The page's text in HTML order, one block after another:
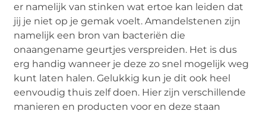
er namelijk van stinken wat ertoe kan leiden dat
jij je niet op je gemak voelt. Amandelstenen zijn
namelijk een bron van bacteriën die
onaangename geurtjes verspreiden. Het is dus
erg handig wanneer je deze zo snel mogelijk weg
kunt laten halen. Gelukkig kun je dit ook heel
eenvoudig thuis zelf doen. Hier zijn verschillende
manieren en producten voor en deze staan